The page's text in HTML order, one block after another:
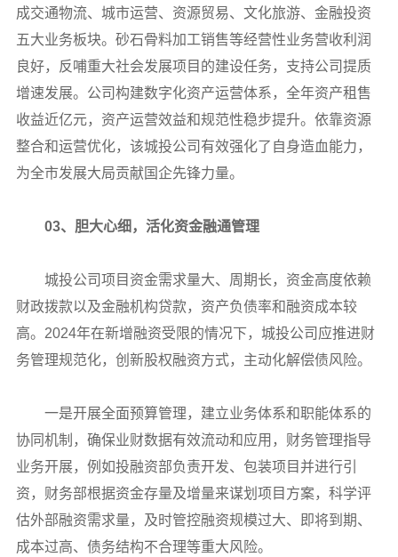
成交通物流、城市运营、资源贸易、文化旅游、金融投资
五大业务板块。砂石骨料加工销售等经营性业务营收利润
良好，反哺重大社会发展项目的建设任务，支持公司提质
增速发展。公司构建数字化资产运营体系，全年资产租售
收益近亿元，资产运营效益和规范性稳步提升。依靠资源
整合和运营优化，该城投公司有效强化了自身造血能力，
为全市发展大局贡献国企先锋力量。
03、胆大心细，活化资金融通管理
城投公司项目资金需求量大、周期长，资金高度依赖
财政拨款以及金融机构贷款，资产负债率和融资成本较
高。2024年在新增融资受限的情况下，城投公司应推进财
务管理规范化，创新股权融资方式，主动化解偿债风险。
一是开展全面预算管理，建立业务体系和职能体系的
协同机制，确保业财数据有效流动和应用，财务管理指导
业务开展，例如投融资部负责开发、包装项目并进行引
资，财务部根据资金存量及增量来谋划项目方案，科学评
估外部融资需求量，及时管控融资规模过大、即将到期、
成本过高、债务结构不合理等重大风险。